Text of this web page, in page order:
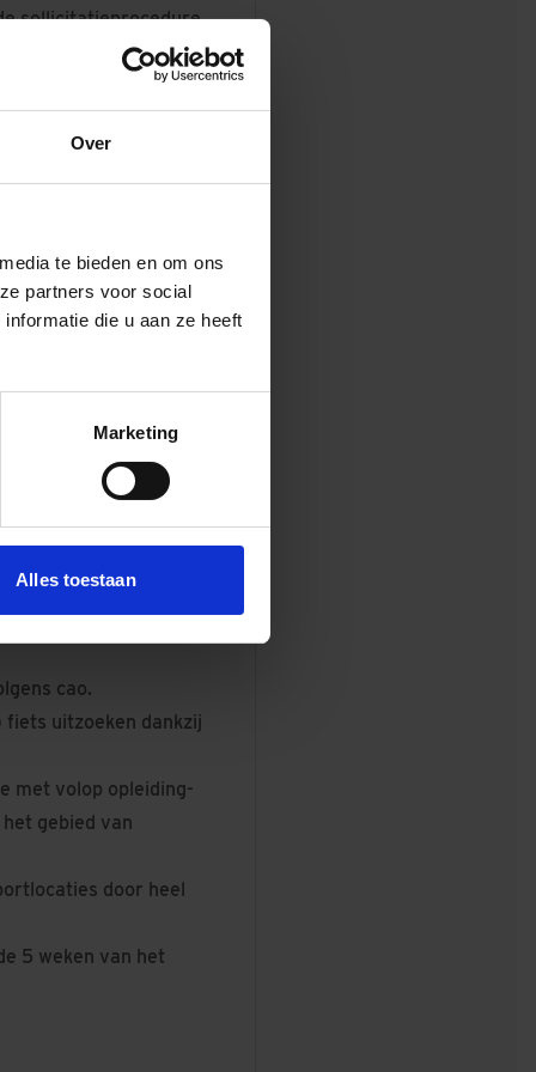
Over
te bieden en om ons
partners voor social
die u aan ze heeft
Marketing
Alles toestaan
sollicitatieprocedure.
en infra gaat
gewerkt èn voor
A t/m E : tussen de €
exacte bruto
jouw
de waarde van 18
van alle
en een
cao.
fiets uitzoeken dankzij
met volop opleiding-
gebied van
door heel
5 weken van het